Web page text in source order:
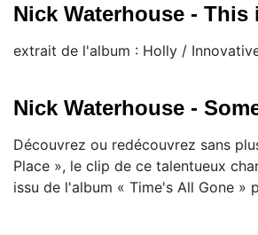
Nick Waterhouse - This
extrait de l'album : Holly /
Nick Waterhouse -
Découvrez ou redécouvrez sans
Place », le clip de ce talentueux
issu de l'album « Time's All Gone »